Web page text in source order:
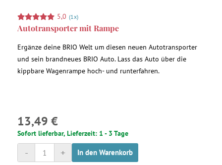
5,0 (1x)
Autotransporter mit Rampe
Ergänze deine BRIO Welt um diesen neuen Autotransporter
und sein brandneues BRIO Auto. Lass das Auto über die
kippbare Wagenrampe hoch- und runterfahren.
13,49 €
Sofort lieferbar, Lieferzeit: 1 - 3 Tage
+
- In den Warenkorb